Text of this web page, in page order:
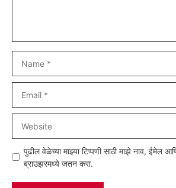
पुढील वेळेच्या माझ्या टिप्पणी साठी माझे नाव, ईमेल
ब्राउझरमध्ये जतन करा.